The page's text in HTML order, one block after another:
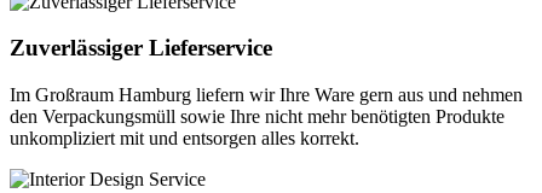
Zuverlässiger Lieferservice
Im Großraum Hamburg liefern wir Ihre Ware gern aus und nehmen
den Verpackungsmüll sowie Ihre nicht mehr benötigten Produkte
unkompliziert mit und entsorgen alles korrekt.